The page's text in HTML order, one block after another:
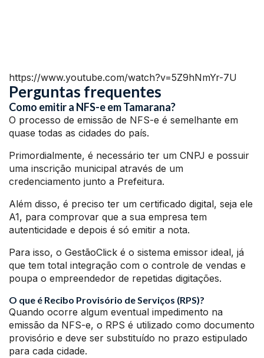
https://www.youtube.com/watch?v=5Z9hNmYr-7U
Perguntas frequentes
Como emitir a NFS-e em Tamarana?
O processo de emissão de NFS-e é semelhante em
quase todas as cidades do país.
Primordialmente, é necessário ter um CNPJ e possuir
uma inscrição municipal através de um
credenciamento junto a Prefeitura.
Além disso, é preciso ter um certificado digital, seja ele
A1, para comprovar que a sua empresa tem
autenticidade e depois é só emitir a nota.
Para isso, o GestãoClick é o sistema emissor ideal, já
que tem total integração com o controle de vendas e
poupa o empreendedor de repetidas digitações.
O que é Recibo Provisório de Serviços (RPS)?
Quando ocorre algum eventual impedimento na
emissão da NFS-e, o RPS é utilizado como documento
provisório e deve ser substituído no prazo estipulado
para cada cidade.